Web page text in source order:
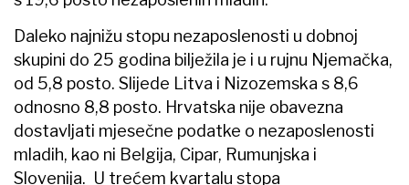
Daleko najnižu stopu nezaposlenosti u dobnoj
skupini do 25 godina bilježila je i u rujnu Njemačka,
od 5,8 posto. Slijede Litva i Nizozemska s 8,6
odnosno 8,8 posto. Hrvatska nije obavezna
dostavljati mjesečne podatke o nezaposlenosti
mladih, kao ni Belgija, Cipar, Rumunjska i
Slovenija. U trećem kvartalu stopa